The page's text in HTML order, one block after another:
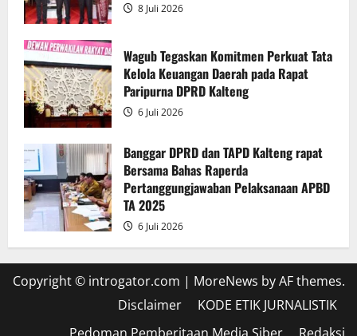
8 Juli 2026
Wagub Tegaskan Komitmen Perkuat Tata
Kelola Keuangan Daerah pada Rapat
Paripurna DPRD Kalteng
6 Juli 2026
Banggar DPRD dan TAPD Kalteng rapat
Bersama Bahas Raperda
Pertanggungjawaban Pelaksanaan APBD
TA 2025
6 Juli 2026
Copyright © introgator.com | MoreNews by AF themes.
Disclaimer
KODE ETIK JURNALISTIK